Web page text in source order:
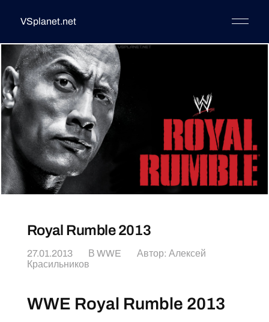
VSplanet.net
Royal Rumble 2013
27.01.2013 В WWE Автор: Алексей
Красильников
WWE Royal Rumble 2013